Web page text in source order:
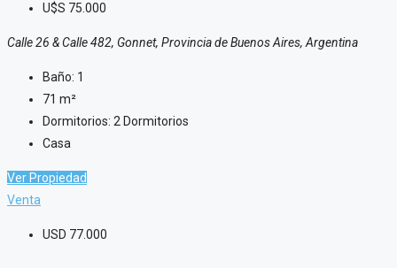
U$S 75.000
Calle 26 & Calle 482, Gonnet, Provincia de Buenos Aires, Argentina
Baño: 1
71 m²
Dormitorios: 2 Dormitorios
Casa
Ver Propiedad
Venta
USD 77.000